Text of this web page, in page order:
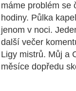
máme problém se
hodiny. Půlka
jenom v noci.
další večer
Ligy mistrů. Můj a
měsíce dopředu